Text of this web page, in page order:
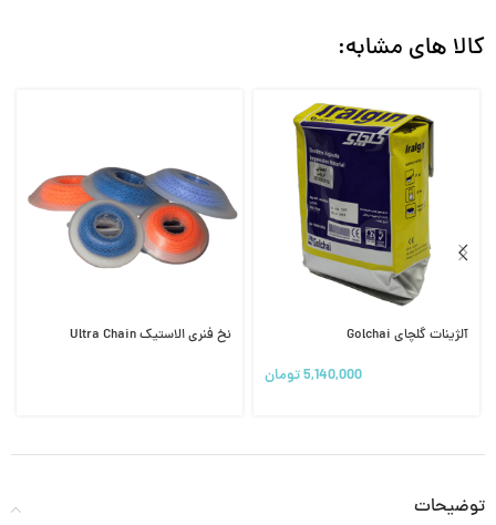
کالا های مشابه:
آلژینات گلچای Golchai
5,140,000تومان
نخ فنری الاستیک Ultra Chain
توضیحات